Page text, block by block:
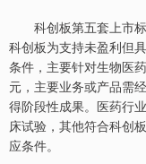
科创板第五套上市标
科创板为支持未盈利但
条件，主要针对生物医
元，主要业务或产品需
得阶段性成果。医药行
床试验，其他符合科创
应条件。